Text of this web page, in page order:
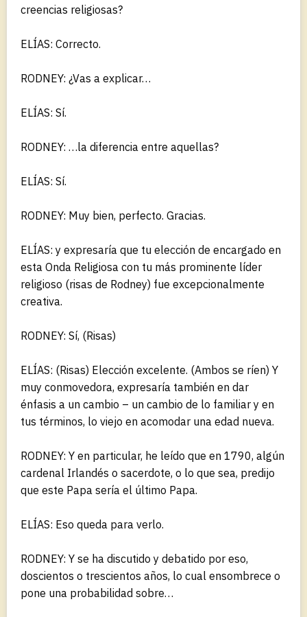
creencias religiosas?
ELÍAS: Correcto.
RODNEY: ¿Vas a explicar…
ELÍAS: Sí.
RODNEY: …la diferencia entre aquellas?
ELÍAS: Sí.
RODNEY: Muy bien, perfecto. Gracias.
ELÍAS: y expresaría que tu elección de encargado en
esta Onda Religiosa con tu más prominente líder
religioso (risas de Rodney) fue excepcionalmente
creativa.
RODNEY: Sí, (Risas)
ELÍAS: (Risas) Elección excelente. (Ambos se ríen) Y
muy conmovedora, expresaría también en dar
énfasis a un cambio – un cambio de lo familiar y en
tus términos, lo viejo en acomodar una edad nueva.
RODNEY: Y en particular, he leído que en 1790, algún
cardenal Irlandés o sacerdote, o lo que sea, predijo
que este Papa sería el último Papa.
ELÍAS: Eso queda para verlo.
RODNEY: Y se ha discutido y debatido por eso,
doscientos o trescientos años, lo cual ensombrece o
pone una probabilidad sobre…